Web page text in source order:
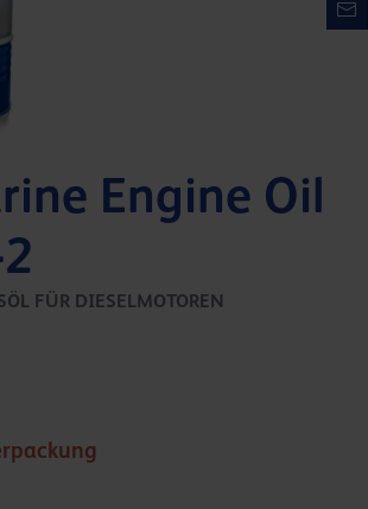
Engine Oil
FÜR DIESELMOTOREN